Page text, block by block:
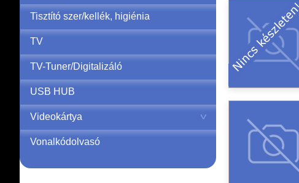
Tisztító szer/kellék, higiénia
TV
TV-Tuner/Digitalizáló
USB HUB
Videokártya
Vonalkódolvasó